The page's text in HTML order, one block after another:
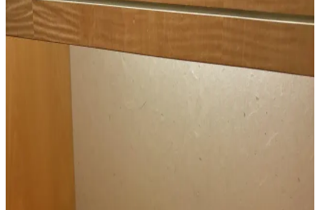
Gucci Jackie Çantanın Yeni Büyük Boy Versiyonu:
Deri Kalitesi ve Tasarım Özellikleri
Gucci Jackie çantanın yeni büyük boy versiyonu, taneli dış deri ve
yumuşak keçi iç derisiyle lüks ve konfor sunuyor. Esnek tasarımıyla
uniseks kullanım imkanı sağlıyor ve dayanıklılığıyla öne çıkıyor.
Çanta Kalitesi ve Fiyatlandırma: Marka Değeri ile
Gerçek Kalite İlişkisi Üzerine Analiz
çoğunlukla marka değerinden kaynaklanır. Makalede, farklı